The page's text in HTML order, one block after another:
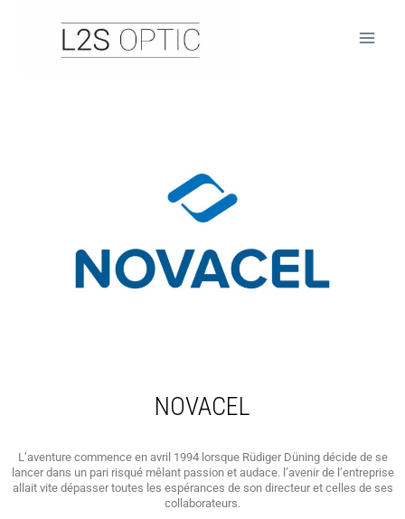
NOVACEL
L’aventure commence en avril 1994 lorsque Rüdiger Düning décide de se
lancer dans un pari risqué mêlant passion et audace. l’avenir de l’entreprise
allait vite dépasser toutes les espérances de son directeur et celles de ses
collaborateurs.